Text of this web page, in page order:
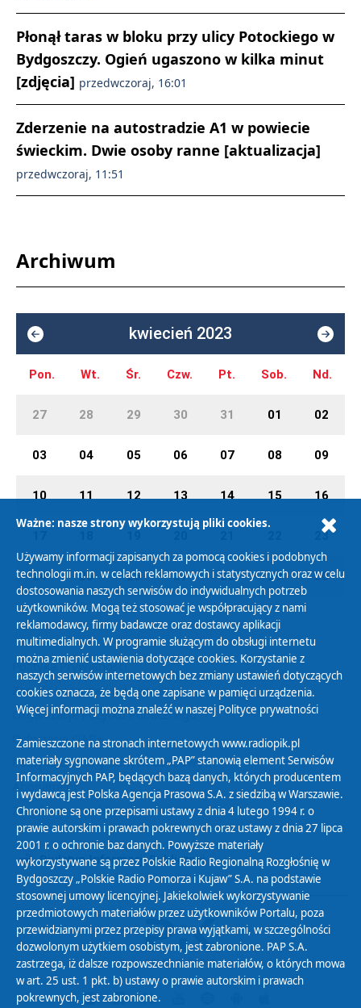
Płonął taras w bloku przy ulicy Potockiego w
Bydgoszczy. Ogień ugaszono w kilka minut
[zdjęcia] przedwczoraj, 16:01
Zderzenie na autostradzie A1 w powiecie
świeckim. Dwie osoby ranne [aktualizacja]
przedwczoraj, 11:51
Archiwum
kwiecień 2023
Pon. Wt. Śr. Czw. Pt. Sob. Nd.
27 28 29 30 31 01 02
03 04 05 06 07 08 09
10 11 12 13 14 15 16
23
24 25 26 27 28 29 30
Polityka Prywatności
Zasady korzystania z Serwisu
Organizacje Pożytku Publicznego
Cyfryzacja DAB+
Polityka ochrony danych osobowych
Abonament
Zamówienia publiczne
Biuletyn Informacji Publicznej
Ważne: nasze strony wykorzystują pliki cookies.
Używamy informacji zapisanych za pomocą cookies i podobnych
technologii m.in. w celach reklamowych i statystycznych oraz w celu
dostosowania naszych serwisów do indywidualnych potrzeb
użytkowników. Mogą też stosować je współpracujący z nami
reklamodawcy, firmy badawcze oraz dostawcy aplikacji
multimedialnych. W programie służącym do obsługi internetu
można zmienić ustawienia dotyczące cookies. Korzystanie z
naszych serwisów internetowych bez zmiany ustawień dotyczących
cookies oznacza, że będą one zapisane w pamięci urządzenia.
Więcej informacji można znaleźć w naszej Polityce prywatności
Zamieszczone na stronach internetowych www.radiopik.pl
materiały sygnowane skrótem „PAP” stanowią element Serwisów
Informacyjnych PAP, będących bazą danych, których producentem
i wydawcą jest Polska Agencja Prasowa S.A. z siedzibą w Warszawie.
Chronione są one przepisami ustawy z dnia 4 lutego 1994 r. o
prawie autorskim i prawach pokrewnych oraz ustawy z dnia 27 lipca
2001 r. o ochronie baz danych. Powyższe materiały
wykorzystywane są przez Polskie Radio Regionalną Rozgłośnię w
Bydgoszczy „Polskie Radio Pomorza i Kujaw” S.A. na podstawie
stosownej umowy licencyjnej. Jakiekolwiek wykorzystywanie
przedmiotowych materiałów przez użytkowników Portalu, poza
przewidzianymi przez przepisy prawa wyjątkami, w szczególności
dozwolonym użytkiem osobistym, jest zabronione. PAP S.A.
zastrzega, iż dalsze rozpowszechnianie materiałów, o których mowa
w art. 25 ust. 1 pkt. b) ustawy o prawie autorskim i prawach
pokrewnych, jest zabronione.